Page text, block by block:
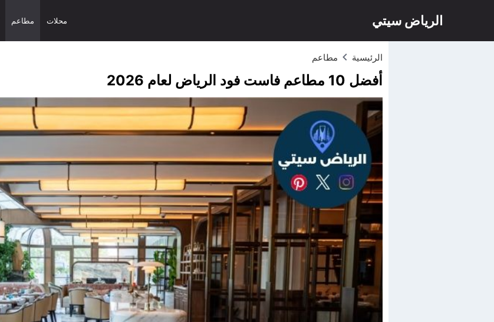
الرياض سيتي محلات مطاعم
الرئيسية مطاعم
أفضل 10 مطاعم فاست فود الرياض لعام 2026